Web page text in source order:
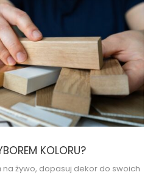
KOLORU?
na żywo, dopasuj dekor do swoich